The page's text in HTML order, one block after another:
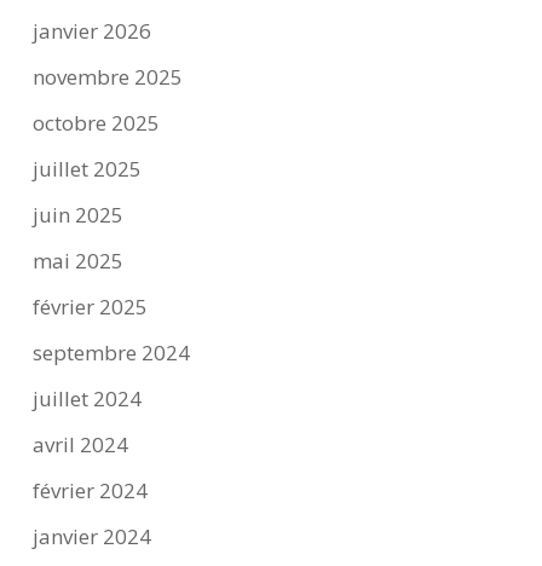
janvier 2026
novembre 2025
octobre 2025
juillet 2025
juin 2025
mai 2025
février 2025
septembre 2024
juillet 2024
avril 2024
février 2024
janvier 2024